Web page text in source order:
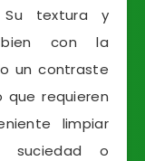
Su textura y
bien con la
un contraste
que requieren
limpiar
suciedad o